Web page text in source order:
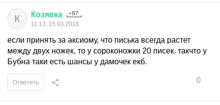
К Козявка
11:13, 15.03.2018
если принять за аксиому, что писька всегда растет
между двух ножек, то у сороконожки 20 писек. такчто у
Бубна таки есть шансы у дамочек екб.
0
Ответить